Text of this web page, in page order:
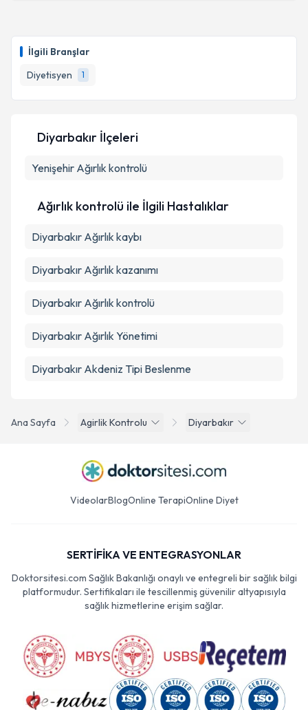
İlgili Branşlar
Diyetisyen
1
takvim hazırlandığında e-posta ile bilgilendireceğiz.
E-posta Adresiniz
Metni'ni okudum ve kişisel verilerimin belirtilen
Ana Sayfa Agirlik Kontrolu Diyarbakır
Diyarbakır İlçeleri
Yenişehir Ağırlık kontrolü
Ağırlık kontrolü ile İlgili Hastalıklar
Diyarbakır Ağırlık kaybı
Diyarbakır Ağırlık kazanımı
Diyarbakır Ağırlık kontrolü
Diyarbakır Ağırlık Yönetimi
Diyarbakır Akdeniz Tipi Beslenme
VideolarBlogOnline TerapiOnline Diyet
SERTİFİKA VE ENTEGRASYONLAR
Doktorsitesi.com Sağlık Bakanlığı onaylı ve entegreli bir sağlık bilgi
platformudur. Sertifikaları ile tescillenmiş güvenilir altyapısıyla
sağlık hizmetlerine erişim sağlar.